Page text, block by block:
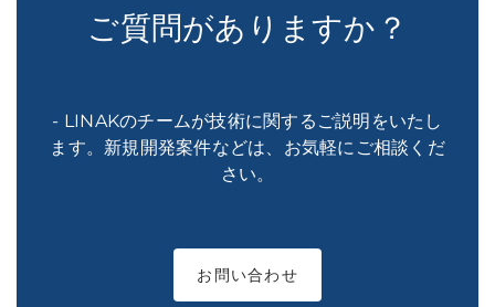
ご質問がありますか？
- LINAKのチームが技術に関するご説明をいたし
ます。新規開発案件などは、お気軽にご相談くだ
さい。
お問い合わせ